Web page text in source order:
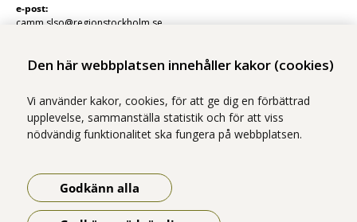
Den här webbplatsen innehåller kakor (cookies)
Vi använder kakor, cookies, för att ge dig en förbättrad
upplevelse, sammanställa statistik och för att viss
nödvändig funktionalitet ska fungera på webbplatsen.
Godkänn alla
e-post:
camm.slso@regionstockholm.se
Samtliga bilder på webbplatsen är tagna av fotograf Yanan Li om inget
annat namn anges.